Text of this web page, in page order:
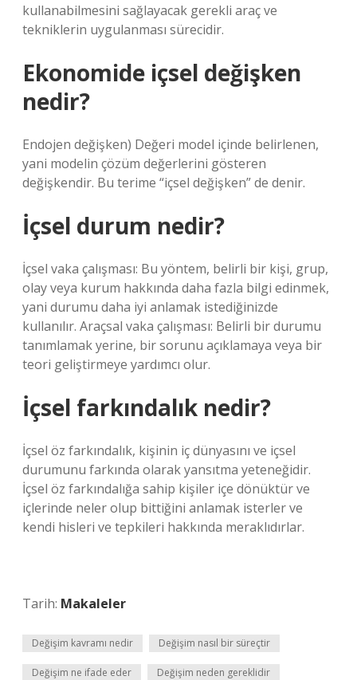
kullanabilmesini sağlayacak gerekli araç ve
tekniklerin uygulanması sürecidir.
Ekonomide içsel değişken
nedir?
Endojen değişken) Değeri model içinde belirlenen,
yani modelin çözüm değerlerini gösteren
değişkendir. Bu terime “içsel değişken” de denir.
İçsel durum nedir?
İçsel vaka çalışması: Bu yöntem, belirli bir kişi, grup,
olay veya kurum hakkında daha fazla bilgi edinmek,
yani durumu daha iyi anlamak istediğinizde
kullanılır. Araçsal vaka çalışması: Belirli bir durumu
tanımlamak yerine, bir sorunu açıklamaya veya bir
teori geliştirmeye yardımcı olur.
İçsel farkındalık nedir?
İçsel öz farkındalık, kişinin iç dünyasını ve içsel
durumunu farkında olarak yansıtma yeteneğidir.
İçsel öz farkındalığa sahip kişiler içe dönüktür ve
içlerinde neler olup bittiğini anlamak isterler ve
kendi hisleri ve tepkileri hakkında meraklıdırlar.
Tarih: Makaleler
Değişim kavramı nedir Değişim nasıl bir süreçtir
Değişim ne ifade eder Değişim neden gereklidir